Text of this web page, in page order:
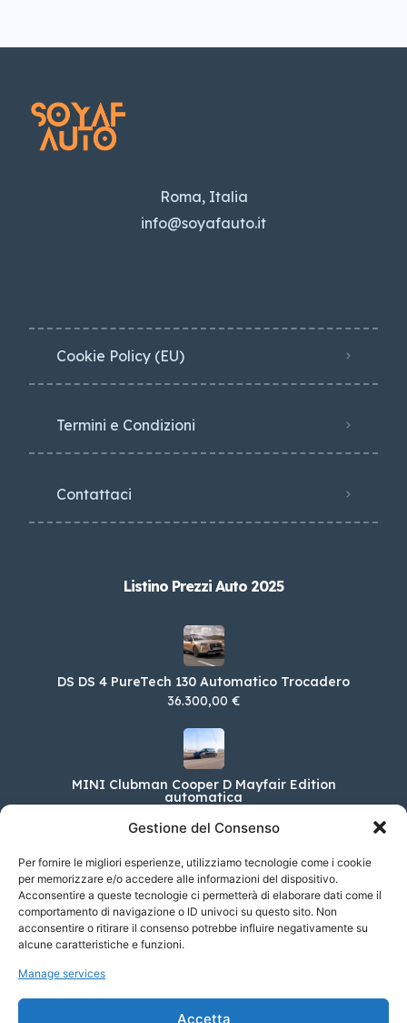
Gestione del Consenso
Per fornire le migliori esperienze, utilizziamo tecnologie come i cookie
per memorizzare e/o accedere alle informazioni del dispositivo.
Acconsentire a queste tecnologie ci permetterà di elaborare dati come il
comportamento di navigazione o ID univoci su questo sito. Non
acconsentire o ritirare il consenso potrebbe influire negativamente su
alcune caratteristiche e funzioni.
Manage services
Accetta
Roma, Italia
info@soyafauto.it
Cookie Policy (EU)
Termini e Condizioni
Contattaci
Listino Prezzi Auto 2025
DS DS 4 PureTech 130 Automatico Trocadero
36.300,00 €
MINI Clubman Cooper D Mayfair Edition
automatica
Ford Puma 1.0 Ecoboost Hybrid 125CV ST-Line
X
29.400,00 €
DS DS 4 E-Tense 225 Cross Rivoli